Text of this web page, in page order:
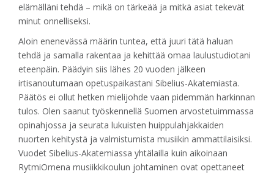
elämälläni tehdä – mikä on tärkeää ja mitkä asiat tekevät
minut onnelliseksi.
Aloin enenevässä määrin tuntea, että juuri tätä haluan
tehdä ja samalla rakentaa ja kehittää omaa laulustudiotani
eteenpäin. Päädyin siis lähes 20 vuoden jälkeen
irtisanoutumaan opetuspaikastani Sibelius-Akatemiasta.
Päätös ei ollut hetken mielijohde vaan pidemmän harkinnan
tulos. Olen saanut työskennellä Suomen arvostetuimmassa
opinahjossa ja seurata lukuisten huippulahjakkaiden
nuorten kehitystä ja valmistumista musiikin ammattilaisiksi.
Vuodet Sibelius-Akatemiassa yhtälailla kuin aikoinaan
RytmiOmena musiikkikoulun johtaminen ovat opettaneet